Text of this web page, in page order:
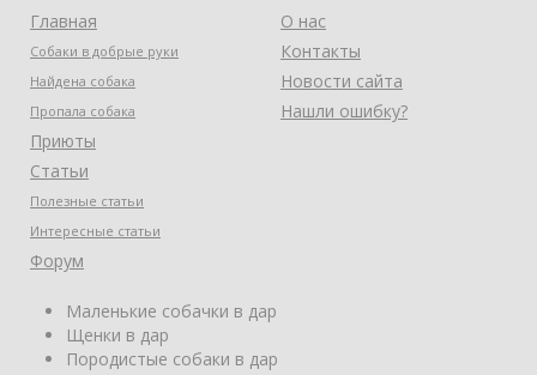
Главная
Собаки в добрые руки
Найдена собака
Пропала собака
Приюты
Статьи
Полезные статьи
Интересные статьи
Форум
О нас
Контакты
Новости сайта
Нашли ошибку?
Маленькие собачки в дар
Щенки в дар
Породистые собаки в дар